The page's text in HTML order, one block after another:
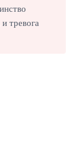
тревога